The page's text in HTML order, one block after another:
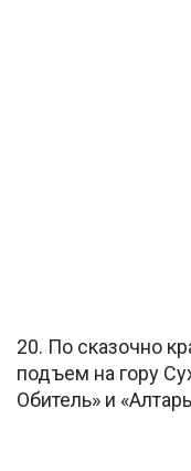
20. По сказочно
подъем на гору
Обитель» и